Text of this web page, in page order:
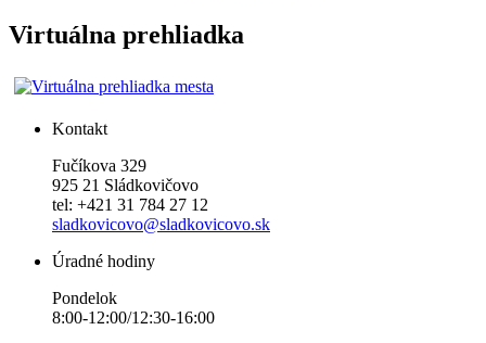
Virtuálna prehliadka
Kontakt
Fučíkova 329
925 21 Sládkovičovo
tel: +421 31 784 27 12
sladkovicovo@sladkovicovo.sk
Úradné hodiny
Pondelok
8:00-12:00/12:30-16:00